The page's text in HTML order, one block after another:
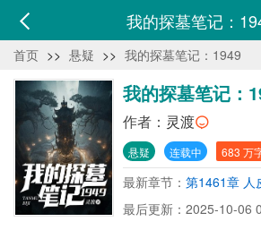
我的探墓笔记：
首页 >> 悬疑 >> 我的探墓笔记：1949
我的探墓笔记：
作者： 灵渡
悬疑 连载中 683 万
最新章节： 第1461章 人
最后更新：2025-10-06